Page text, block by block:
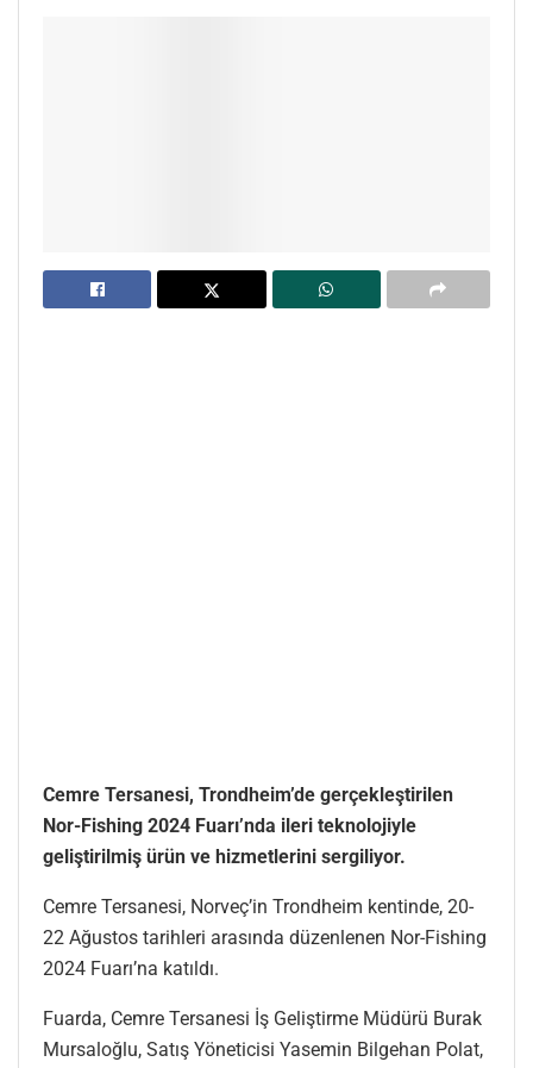
Cemre Tersanesi, Trondheim’de gerçekleştirilen
Nor-Fishing 2024 Fuarı’nda ileri teknolojiyle
geliştirilmiş ürün ve hizmetlerini sergiliyor.
Cemre Tersanesi, Norveç’in Trondheim kentinde, 20-
22 Ağustos tarihleri arasında düzenlenen Nor-Fishing
2024 Fuarı’na katıldı.
Fuarda, Cemre Tersanesi İş Geliştirme Müdürü Burak
Mursaloğlu, Satış Yöneticisi Yasemin Bilgehan Polat,